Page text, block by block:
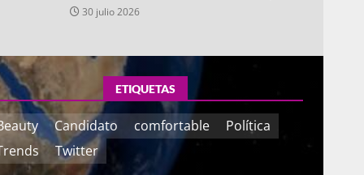
30 julio 2026
ETIQUETAS
Candidato comfortable
Política
Twitter